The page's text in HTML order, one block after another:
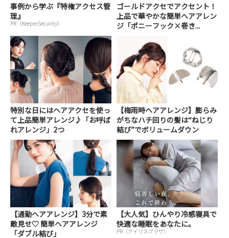
事例から学ぶ『特権アクセス管
理』
PR（KeeperSecurity）
ゴールドアクセでアクセント！
上品で華やかな簡単ヘアアレン
ジ「ポニーフック×巻き...
特別な日にはヘアアクセを使っ
て上品簡単アレンジ♪「お呼ば
れアレンジ」2つ
【梅雨時ヘアアレンジ】膨らみ
がちなハチ回りの髪は“ねじり
結び”でボリュームダウン
【通勤ヘアアレンジ】3分で素
敵見せ♡ 簡単ヘアアレンジ
「ダブル結び」
【大人気】ひんやり冷感寝具で
快適な睡眠をあなたに。
PR（アイリスプラザ）